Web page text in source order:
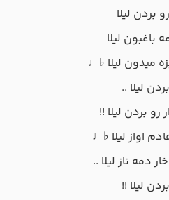
بردن لیلا
لیلا
میدون لیلا ♭♩
بردن لیلا ..
رو بردن لیلا !!
اواز لیلا ♭♩
دمه ناز لیلا ..
بردن لیلا !!